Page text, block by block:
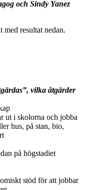
och Sindy Yanez
med resultat nedan.
vilka åtgärder
ut i skolorna och jobba
hus, på stan, bio,
på högstadiet
stöd för att jobbar